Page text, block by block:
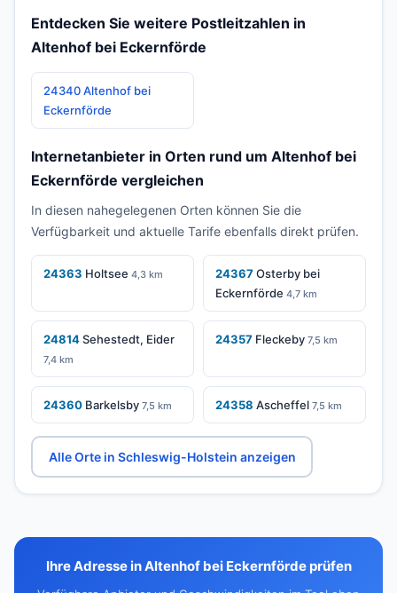
Entdecken Sie weitere Postleitzahlen in
Altenhof bei Eckernförde
24340 Altenhof bei
Eckernförde
Internetanbieter in Orten rund um Altenhof bei
Eckernförde vergleichen
In diesen nahegelegenen Orten können Sie die
Verfügbarkeit und aktuelle Tarife ebenfalls direkt prüfen.
24363 Holtsee 4,3 km 24367Osterby bei
Eckernförde 4,7 km
24814Sehestedt, Eider
7,4 km
24357 Fleckeby 7,5 km
24360 Barkelsby 7,5 km 24358 Ascheffel 7,5 km
Alle Orte in Schleswig-Holstein anzeigen
Ihre Adresse in Altenhof bei Eckernförde prüfen